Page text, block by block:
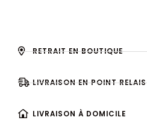
RETRAIT EN BOUTIQUE
LIVRAISON EN POINT RELAIS
LIVRAISON À DOMICILE